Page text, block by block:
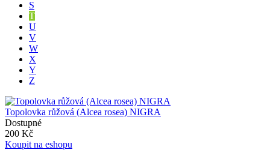
S
T
U
V
W
X
Y
Z
Topolovka růžová (Alcea rosea) NIGRA
Dostupné
200 Kč
Koupit na eshopu